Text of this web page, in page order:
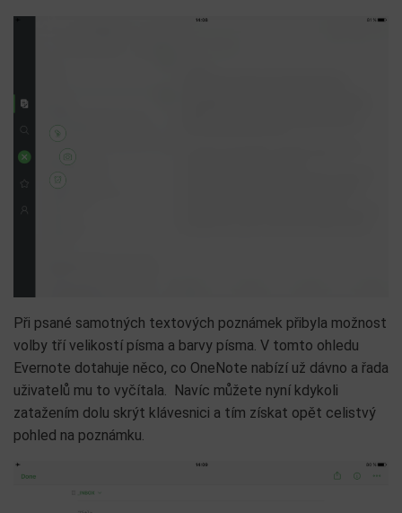
Při psané samotných textových poznámek přibyla možnost
volby tří velikostí písma a barvy písma. V tomto ohledu
Evernote dotahuje něco, co OneNote nabízí už dávno a řada
uživatelů mu to vyčítala. Navíc můžete nyní kdykoli
zatažením dolu skrýt klávesnici a tím získat opět celistvý
pohled na poznámku.